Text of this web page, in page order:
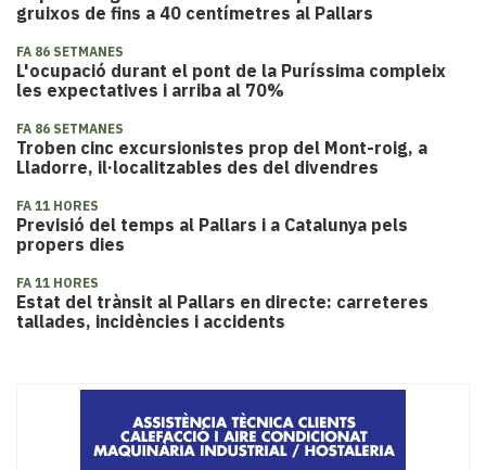
gruixos de fins a 40 centímetres al Pallars
FA 86 SETMANES
L'ocupació durant el pont de la Puríssima compleix
les expectatives i arriba al 70%
FA 86 SETMANES
Troben cinc excursionistes prop del Mont-roig, a
Lladorre, il·localitzables des del divendres
FA 11 HORES
Previsió del temps al Pallars i a Catalunya pels
propers dies
FA 11 HORES
Estat del trànsit al Pallars en directe: carreteres
tallades, incidències i accidents